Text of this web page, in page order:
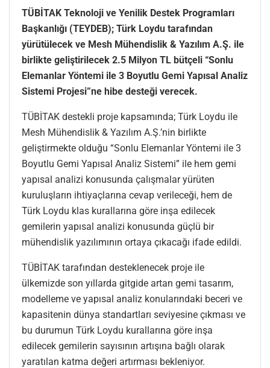
TÜBİTAK Teknoloji ve Yenilik Destek Programları
Başkanlığı (TEYDEB); Türk Loydu tarafından
yürütülecek ve Mesh Mühendislik & Yazılım A.Ş. ile
birlikte geliştirilecek 2.5 Milyon TL bütçeli “Sonlu
Elemanlar Yöntemi ile 3 Boyutlu Gemi Yapısal Analiz
Sistemi Projesi”ne hibe desteği verecek.
TÜBİTAK destekli proje kapsamında; Türk Loydu ile
Mesh Mühendislik & Yazılım A.Ş.’nin birlikte
geliştirmekte olduğu “Sonlu Elemanlar Yöntemi ile 3
Boyutlu Gemi Yapısal Analiz Sistemi” ile hem gemi
yapısal analizi konusunda çalışmalar yürüten
kuruluşların ihtiyaçlarına cevap verileceği, hem de
Türk Loydu klas kurallarına göre inşa edilecek
gemilerin yapısal analizi konusunda güçlü bir
mühendislik yazılımının ortaya çıkacağı ifade edildi.
TÜBİTAK tarafından desteklenecek proje ile
ülkemizde son yıllarda gitgide artan gemi tasarım,
modelleme ve yapısal analiz konularındaki beceri ve
kapasitenin dünya standartları seviyesine çıkması ve
bu durumun Türk Loydu kurallarına göre inşa
edilecek gemilerin sayısının artışına bağlı olarak
yaratılan katma değeri artırması bekleniyor.